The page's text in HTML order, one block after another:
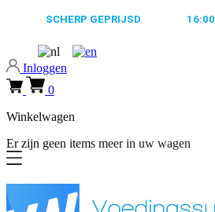
SCHERP GEPRIJSD 16:00
Inloggen
0
Winkelwagen
Er zijn geen items meer in uw wagen